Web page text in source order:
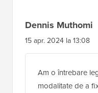
Dennis Muthomi
15 apr. 2024 la 13:08
Am o întrebare
modalitate de a